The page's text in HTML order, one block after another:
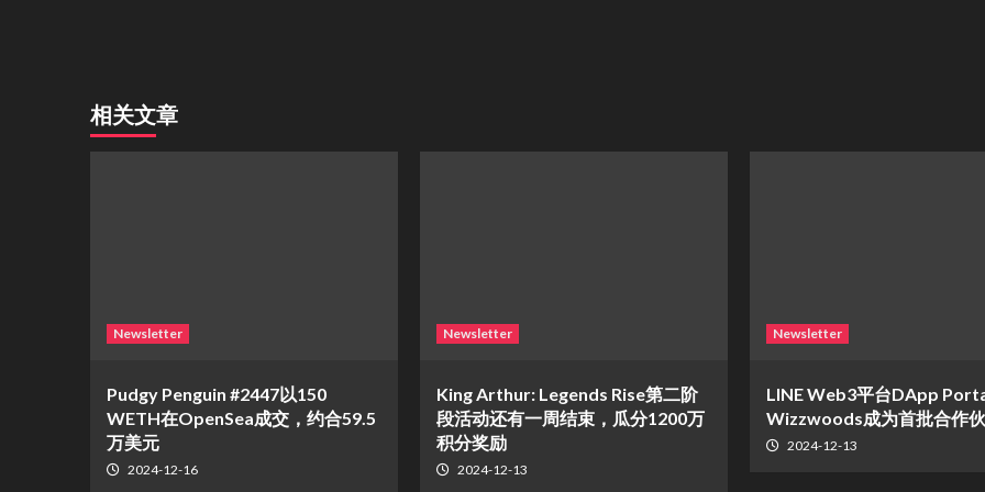
相关文章
Newsletter
Pudgy Penguin #2447以150
WETH在OpenSea成交，约合59.5
万美元
2024-12-16
Newsletter
King Arthur: Legends Rise第二阶
段活动还有一周结束，瓜分1200万
积分奖励
2024-12-13
Newsletter
LINE Web3平台DApp
Wizzwoods成为首批合作
2024-12-13